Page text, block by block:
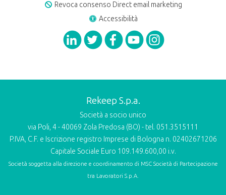
Revoca consenso Direct email marketing
Accessibilità
Rekeep S.p.a.
Società a socio unico
via Poli, 4 - 40069 Zola Predosa (BO) - tel. 051.3515111
P.IVA, C.F. e Iscrizione registro Imprese di Bologna n. 02402671206
Capitale Sociale Euro 109.149.600,00 i.v.
Società soggetta alla direzione e coordinamento di MSC Società di Partecipazione
tra Lavoratori S.p.A.